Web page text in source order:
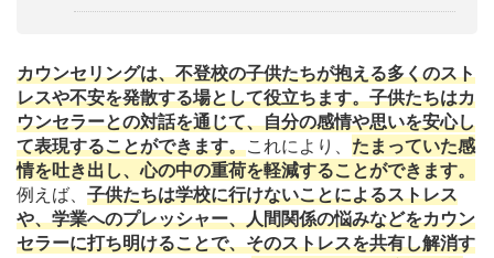
カウンセリングは、不登校の子供たちが抱える多くのスト
レスや不安を発散する場として役立ちます。子供たちはカ
ウンセラーとの対話を通じて、自分の感情や思いを安心し
て表現することができます。これにより、 たまっていた感
情を吐き出し、心の中の重荷を軽減することができます。
例えば、 子供たちは学校に行けないことによるストレス
や、学業へのプレッシャー、人間関係の悩みなどをカウン
セラーに打ち明けることで、そのストレスを共有し解消す